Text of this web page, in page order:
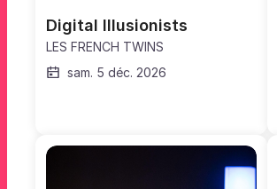
Digital Illusionists
LES FRENCH TWINS
sam. 5 déc. 2026